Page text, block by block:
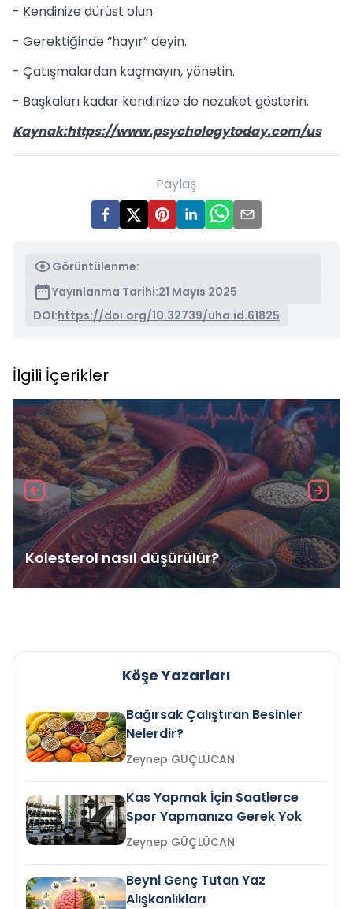
- Kendinize dürüst olun.
- Gerektiğinde “hayır” deyin.
- Çatışmalardan kaçmayın, yönetin.
- Başkaları kadar kendinize de nezaket gösterin.
Kaynak:https://www.psychologytoday.com/us
Paylaş
Görüntülenme:
Yayınlanma Tarihi:21 Mayıs 2025
DOI:https://doi.org/10.32739/uha.id.61825
İlgili İçerikler
Kolesterol nasıl düşürülür?
Köşe Yazarları
Bağırsak Çalıştıran Besinler
Nelerdir?
Zeynep GÜÇLÜCAN
Kas Yapmak İçin Saatlerce
Spor Yapmanıza Gerek Yok
Zeynep GÜÇLÜCAN
Beyni Genç Tutan Yaz
Alışkanlıkları